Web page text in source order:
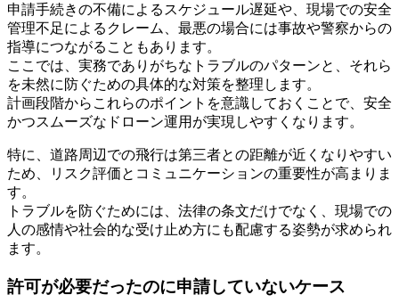
申請手続きの不備によるスケジュール遅延や、現場での安全
管理不足によるクレーム、最悪の場合には事故や警察からの
指導につながることもあります。
ここでは、実務でありがちなトラブルのパターンと、それら
を未然に防ぐための具体的な対策を整理します。
計画段階からこれらのポイントを意識しておくことで、安全
かつスムーズなドローン運用が実現しやすくなります。
特に、道路周辺での飛行は第三者との距離が近くなりやすい
ため、リスク評価とコミュニケーションの重要性が高まりま
す。
トラブルを防ぐためには、法律の条文だけでなく、現場での
人の感情や社会的な受け止め方にも配慮する姿勢が求められ
ます。
許可が必要だったのに申請していないケース